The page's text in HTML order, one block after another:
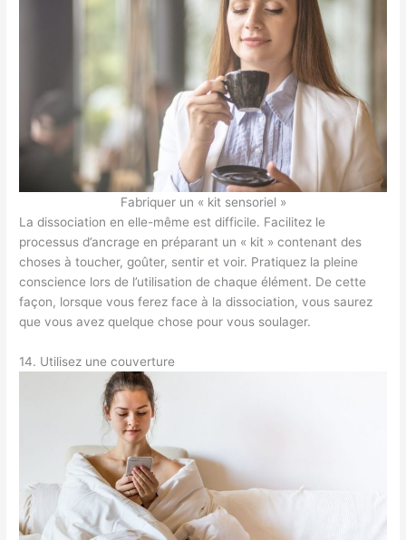
Fabriquer un « kit sensoriel »
La dissociation en elle-même est difficile. Facilitez le
processus d’ancrage en préparant un « kit » contenant des
choses à toucher, goûter, sentir et voir. Pratiquez la pleine
conscience lors de l’utilisation de chaque élément. De cette
façon, lorsque vous ferez face à la dissociation, vous saurez
que vous avez quelque chose pour vous soulager.
14. Utilisez une couverture